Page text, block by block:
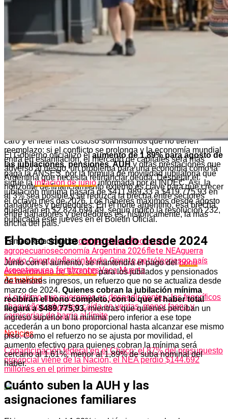
urea y el fosfato monoamónico— y que la toma de
decisiones se hace a la vez más incierta y apremiante. «Los
precios agrícolas no subieron tanto: en Chicago 15% la soja,
30% el aceite de soja, pero acá fue menor. Además, en trigo
se trata de sembrar ahora para cosechar en diciembre, pero
con precios estables. Así se achican los márgenes, lo que
puede llevar a menos inversión en tecnología y fertilizantes y
no opera en abstracto. El Chaco concentra buena parte de
su actividad agropecuaria en cultivos como el algodón, el
poroto y el sorgo granífero, que tienen menor necesidad de
fertilización intensiva que el maíz pampeano. Pero el
caro y el flete más costoso son insumos que no tienen
reemplazo: si el conflicto se prolonga y la economía mundial
entra en estanflación, el mercado de capitales será más
adverso al riesgo, un problema para una economía como la
Argentina que necesita refinanciar deuda. Despejar el
horizonte de financiamiento externo es clave para que crecer
al 3% sea posible y se reduzca la brecha entre sectores
ganadores y perdedores. En el norte argentino, esa brecha
entre ganadores y perdedores es, históricamente, la más
ancha del país.
Temas Relacionadoscampo chaqueñocostos
agropecuarioseconomía Argentina 2026flete NEAguerra
Medio OrienteInflaciónMedio Oriente petróleoriesgo país
Argentinaurea fertilizantesVaca Muerta
Actualidad
«Lo último que queremos es despedir gente»: los frigoríficos
chaqueños advierten caída en ventas, menor faena y
carnicerías de barrio al límite
Noticias
Coparticipación federal en el Chaco: el 87% del presupuesto
provincial viene de la Nación, el NEA perdió $144.692
millones en el primer bimestre
El Gobierno oficializó elaumento de 1,89% para agosto de
las jubilaciones, pensiones, AUHy otras prestaciones que
paga la ANSES, por la fórmula de movilidad jubilatoria que
sigue lainflación de junioinformada por el INDEC. Así, la
jubilación mínima pasará de $411.989,33 a $419.775,93 en
el octavo mes de 2026. Los haberes máximos desde agosto
quedarán en $2.824.694,49, según indicó la resolución 232,
publicada este jueves en el Boletín Oficial.
El bono sigue congelado desde 2024
Junto con el aumento, se mantendrá el pago delbono
extraordinario de $70.000para los jubilados y pensionados
de menores ingresos, un refuerzo que no se actualiza desde
marzo de 2024. Quienes cobran la jubilación mínima
recibirán el bono completo, con lo que el haber total
llegará a $489.775,93,mientras que quienes perciban un
ingreso superior a la mínima pero inferior a ese tope
accederán a un bono proporcional hasta alcanzar ese mismo
piso. Como el refuerzo no se ajusta por movilidad, el
aumento efectivo para quienes cobran la mínima será
cercano al 1,61%, menor al 1,89% de suba nominal del
haber.
Cuánto suben la AUH y las
asignaciones familiares